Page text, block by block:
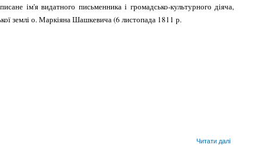
ім'я видатного письменника і громадсько-культурного діяча,
землі о. Маркіяна Шашкевича (6 листопа­да 1811 р.
Читати далі